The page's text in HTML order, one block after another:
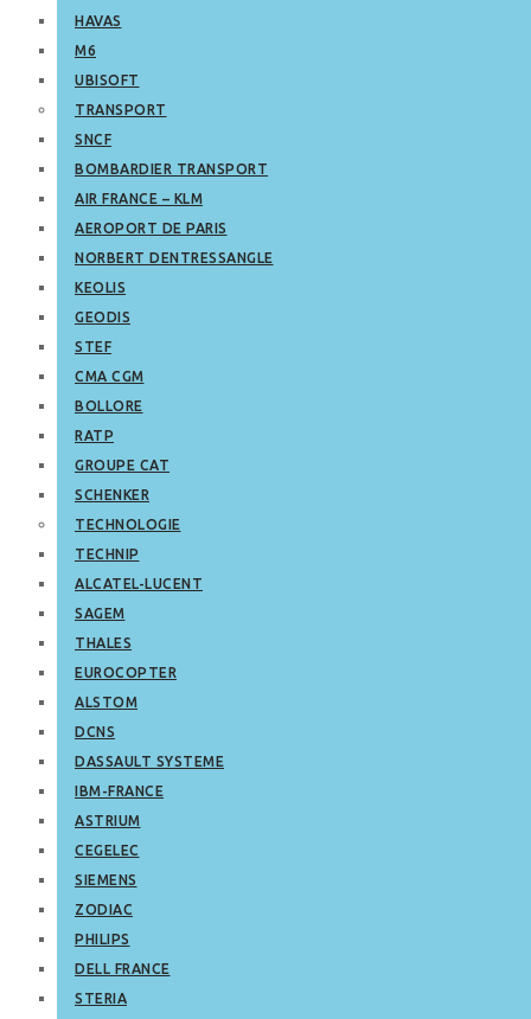
HAVAS
M6
UBISOFT
TRANSPORT
SNCF
BOMBARDIER TRANSPORT
AIR FRANCE – KLM
AEROPORT DE PARIS
NORBERT DENTRESSANGLE
KEOLIS
GEODIS
STEF
CMA CGM
BOLLORE
RATP
GROUPE CAT
SCHENKER
TECHNOLOGIE
TECHNIP
ALCATEL-LUCENT
SAGEM
THALES
EUROCOPTER
ALSTOM
DCNS
DASSAULT SYSTEME
IBM-FRANCE
ASTRIUM
CEGELEC
SIEMENS
ZODIAC
PHILIPS
DELL FRANCE
STERIA